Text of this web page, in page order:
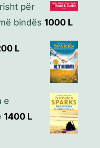
për
bindës 1000 L
L
e
1400 L